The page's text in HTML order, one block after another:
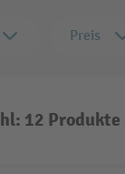
Preis
12 Produkte